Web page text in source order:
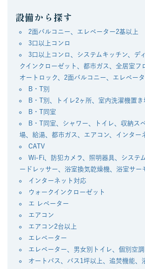
設備から探す
2面バルコニー、エレベーター2基以上
3口以上コンロ
3口以上コンロ、システムキッチン、デ
クインクローゼット、都市ガス、全居室フ
オートロック、2面バルコニー、エレベー
B・T別
B・T別、トイレ2ヶ所、室内洗濯機置
B・T同室
B・T同室、シャワー、トイレ、収納ス
場、給湯、都市ガス、エアコン、インター
CATV
Wi-Fi、防犯カメラ、照明器具、システ
ードレッサー、浴室換気乾燥機、浴室サー
インターネット対応
ウォークインクローゼット
エ レベーター
エアコン
エアコン2台以上
エレベーター
エレベーター、男女別トイレ、個別空調
オートバス、バス1坪以上、追焚機能、